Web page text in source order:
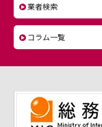
業者検索
コラム一覧